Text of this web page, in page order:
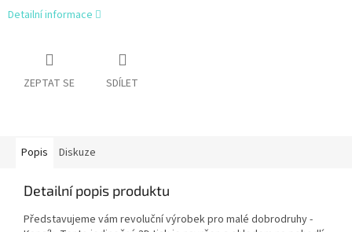
Detailní informace
ZEPTAT SE SDÍLET
Popis Diskuze
Detailní popis produktu
Představujeme vám revoluční výrobek pro malé dobrodruhy -